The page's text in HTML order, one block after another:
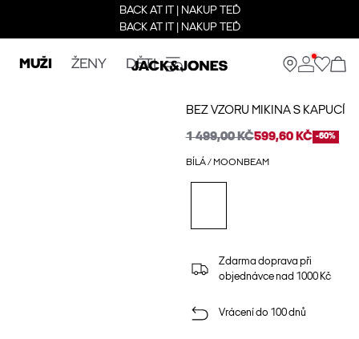
BACK AT IT | NAKUP TEĎ
BACK AT IT | NAKUP TEĎ
MUŽI ŽENY DĚTI
BEZ VZORU MIKINA S KAPUCÍ
1 499,00 KČ599,60 KČ -60%
BÍLÁ / MOONBEAM
Zdarma doprava při
objednávce nad 1000 Kč
Vrácení do 100 dnů